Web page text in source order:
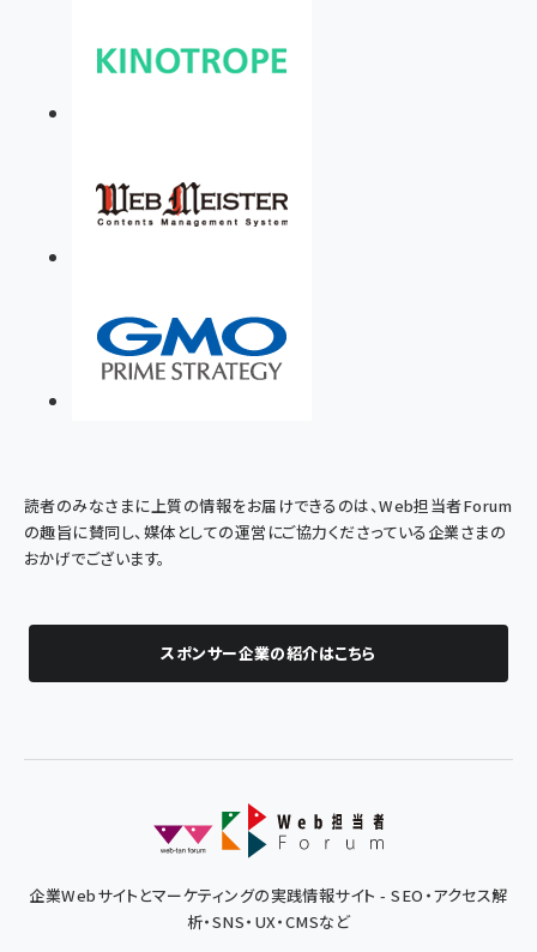
読者のみなさまに上質の情報をお届けできるのは、Web担当者Forum
の趣旨に賛同し、媒体としての運営にご協力くださっている企業さまの
おかげでございます。
スポンサー企業の紹介はこちら
企業Webサイトとマーケティングの実践情報サイト - SEO・アクセス解
析・SNS・UX・CMSなど